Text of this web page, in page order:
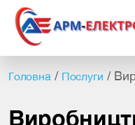
Головна/ Послуги /